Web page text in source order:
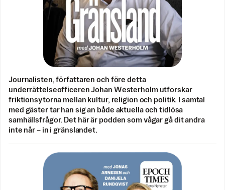
Journalisten, författaren och före detta
underrättelseofficeren Johan Westerholm utforskar
friktionsytorna mellan kultur, religion och politik. I samtal
med gäster tar han sig an både aktuella och tidlösa
samhällsfrågor. Det här är podden som vågar gå dit andra
inte når – in i gränslandet.